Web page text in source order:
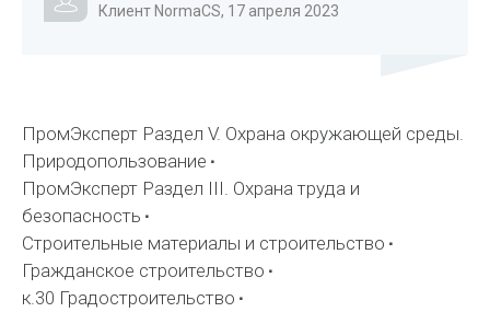
Клиент NormaCS, 17 апреля 2023
ПромЭксперт Раздел V. Охрана окружающей среды.
Природопользование
ПромЭксперт Раздел III. Охрана труда и
безопасность
Строительные материалы и строительство
Гражданское строительство
к.30 Градостроительство